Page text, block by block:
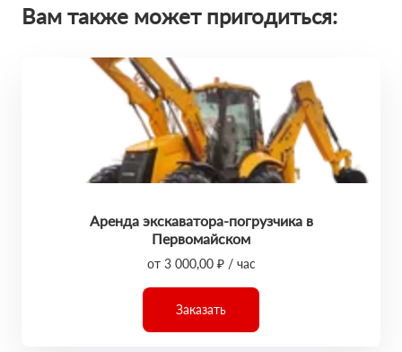
Вам также может пригодиться:
Аренда экскаватора-погрузчика в
Первомайском
от 3 000,00 ₽ / час
Заказать